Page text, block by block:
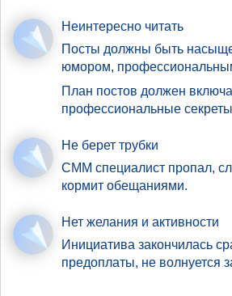
Неинтересно читать
Посты должны быть
юмором,
План постов должен
профессиональные
Не берет трубки
СММ специалист пропал,
кормит обещаниями.
Нет желания и активности
Инициатива закончилась
предоплаты, не волнуется